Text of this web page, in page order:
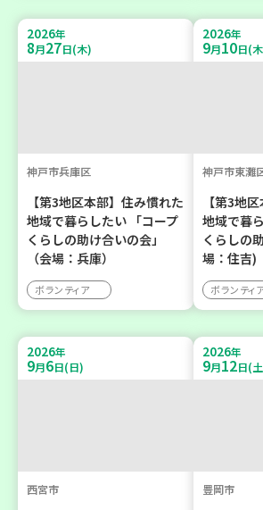
2026年
8月27日(木)
神戸市兵庫区
【第3地区本部】住み慣れた
地域で暮らしたい 「コープ
くらしの助け合いの会」
（会場：兵庫）
ボランティア
2026年
9月10日(
神戸市東灘
【第3地
地域で暮
くらしの
場：住吉)
ボランティ
2026年
9月6日(日)
西宮市
2026年
9月12日(
豊岡市